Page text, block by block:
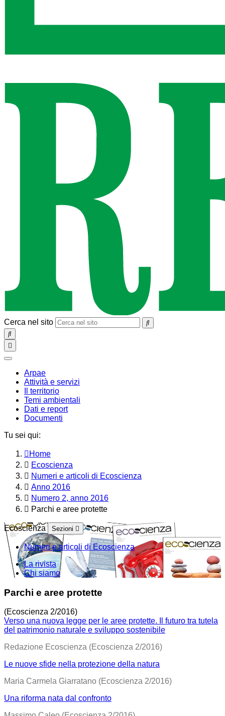
Cerca nel sito
SEARCH
Toggle
navigation
chiudi
Arpae
Attività e servizi
Il territorio
Temi ambientali
Dati e report
Documenti
Tu sei qui:
Home
Ecoscienza
Numeri e articoli di Ecoscienza
Anno 2016
Numero 2, anno 2016
Parchi e aree protette
Ecoscienza Sezioni
Numeri e articoli di Ecoscienza
La rivista
Chi siamo
Parchi e aree protette
(Ecoscienza 2/2016)
Verso una nuova legge per le aree protette. Il futuro tra tutela
del patrimonio naturale e sviluppo sostenibile
Redazione Ecoscienza (Ecoscienza 2/2016)
Le nuove sfide nella protezione della natura
Maria Carmela Giarratano (Ecoscienza 2/2016)
Una riforma nata dal confronto